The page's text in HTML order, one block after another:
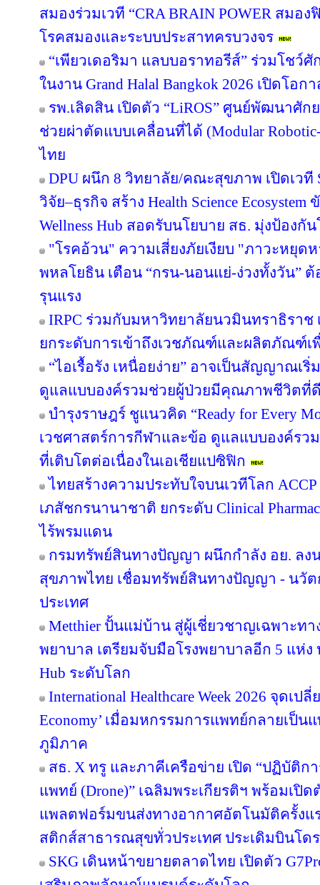
สมองร่วมเวที “CRA BRAIN POWER สม
โรคสมองและระบบประสาทครบวงจร
“เพียวเดอริมา แลบบอราทอรีส์” ร่วมโชว์
ในงาน Grand Halal Bangkok 2026 เปิดโอ
รพ.เลิดสิน เปิดตัว “LiROS” ศูนย์พัฒนาศั
ช่วยผ่าตัดแบบเคลื่อนที่ได้ (Modular
ไทย
DPU ผนึก 8 วิทยาลัย/คณะสุขภาพ เปิดเวที
วิจัย–ธุรกิจ สร้าง Health Science
Wellness Hub สอดรับนโยบาย สธ. มุ่งป้องกั
"โรคอ้วน" ความเสี่ยงภัยเงียบ "ภาวะหยุ
พหลโยธิน เตือน “กรน-นอนแย่-ง่วงทั้งวัน”
รุนแรง
IRPC ร่วมกับมหาวิทยาลัยนวมินทราธิราช เ
ยกระดับการเข้าถึงเวชภัณฑ์และผลิตภัณฑ์เ
“ไอเรื้อรัง เหนื่อยง่าย” อาจเป็นสัญญาณเ
ดูแลแบบองค์รวมช่วยผู้ป่วยมีคุณภาพชีวิตที่
บำรุงราษฎร์ ชูแนวคิด “Ready for Every
เวชศาสตร์การกีฬาและข้อ ดูแลแบบองค์รว
ที่เติบโตต่อเนื่องในเอเชียแปซิฟิก
ไทยสร้างความประทับใจบนเวทีโลก ACCP
เภสัชกรนานาชาติ ยกระดับ Clinical
ไร้พรมแดน
กรมทรัพย์สินทางปัญญา ผนึกกำลัง อย. ล
สุขภาพไทย เชื่อมทรัพย์สินทางปัญญา - นวัต
ประเทศ
Metthier ปั้นแม่บ้าน สู่ผู้เชี่ยวชาญเฉพาะทา
พยาบาล เตรียมจับมือโรงพยาบาลอีก 5 แห่ง
Hub ระดับโลก
International Healthcare Week 2026 จุดเป
Economy’ เมื่อมหกรรมการแพทย์กลายเป็
ภูมิภาค
สธ. X ทรู และภาคีเครือข่าย เปิด “ปฏิบัติ
แพทย์ (Drone)” เฉลิมพระเกียรติฯ พร้อมเปิ
แพลตฟอร์มขนส่งทางอากาศอัตโนมัติครั้งแ
สติกส์สาธารณสุขทั่วประเทศ ประเดิมบินโ
SKG เดินหน้าขยายตลาดไทย เปิดตัว